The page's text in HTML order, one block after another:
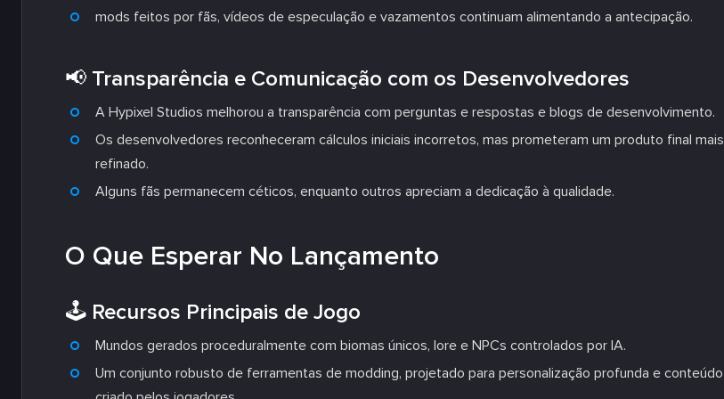
mods feitos por fãs, vídeos de especulação e vazamentos continuam alimentando a antecipação.
📢 Transparência e Comunicação com os Desenvolvedores
A Hypixel Studios melhorou a transparência com perguntas e respostas e blogs de desenvolvimento.
Os desenvolvedores reconheceram cálculos iniciais incorretos, mas prometeram um produto final mais
refinado.
Alguns fãs permanecem céticos, enquanto outros apreciam a dedicação à qualidade.
O Que Esperar No Lançamento
🕹️ Recursos Principais de Jogo
Mundos gerados proceduralmente com biomas únicos, lore e NPCs controlados por IA.
Um conjunto robusto de ferramentas de modding, projetado para personalização profunda e conteúdo